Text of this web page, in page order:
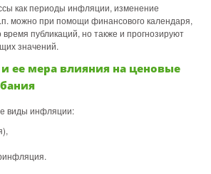
как периоды инфляции, изменение
можно при помощи финансового календаря,
время публикаций, но также и прогнозируют
значений.
ее мера влияния на ценовые
виды инфляции: